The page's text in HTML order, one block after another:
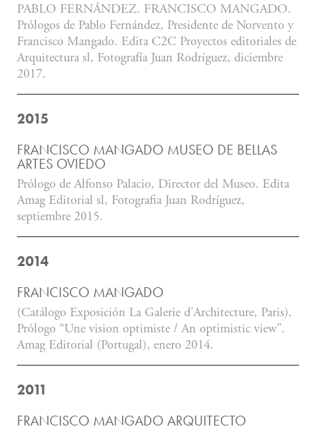
PABLO FERNÁNDEZ. FRANCISCO MANGADO.
Prólogos de Pablo Fernández, Presidente de Norvento y
Francisco Mangado. Edita C2C Proyectos editoriales de
Arquitectura sl, Fotografía Juan Rodríguez, diciembre
2017.
2015
FRANCISCO MANGADO MUSEO DE BELLAS
ARTES OVIEDO
Prólogo de Alfonso Palacio, Director del Museo. Edita
Amag Editorial sl, Fotografia Juan Rodríguez,
septiembre 2015.
2014
FRANCISCO MANGADO
(Catálogo Exposición La Galerie d’Architecture, Paris).
Prólogo “Une vision optimiste / An optimistic view”.
Amag Editorial (Portugal), enero 2014.
2011
FRANCISCO MANGADO ARQUITECTO